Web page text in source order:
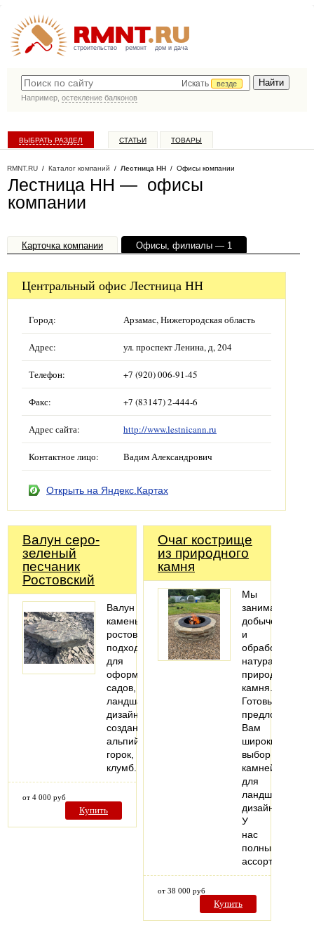
строительство ремонт дом и дача
Искать
везде
Например, остекление балконов
ВЫБРАТЬ РАЗДЕЛ СТАТЬИ ТОВАРЫ
RMNT.RU / Каталог компаний / Лестница НН / Офисы компании
Лестница НН — офисы
компании
Карточка компании Офисы, филиалы — 1
Центральный офис Лестница НН
Город: Арзамас, Нижегородская область
Адрес: ул. проспект Ленина, д, 204
Телефон: +7 (920) 006-91-45
Факс: +7 (83147) 2-444-6
Адрес сайта: http://www.lestnicann.ru
Контактное лицо: Вадим Александрович
Открыть на Яндекс.Картах
Валун серо-
зеленый
песчаник
Ростовский
Валун
камень
ростовский
подходит
для
оформления
садов,
ландшафтного
дизайна,
создания
альпийских
горок,
клумб.
от 4 000 руб
Купить
Очаг кострище
из природного
камня
Мы
занимаемся
добычей
и
обработкой
натурального
природного
камня.
Готовы
предложить
Вам
широкий
выбор
камней
для
ландшафтного
дизайна.
У
нас
полный
ассортимент…
от 38 000 руб
Купить